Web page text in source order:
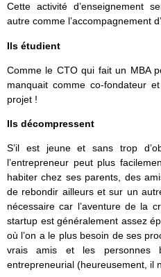
Cette activité d’enseignement
autre comme l’accompagnement
Ils étudient
Comme le CTO qui fait un MBA
manquait comme co-fondateur
projet !
Ils décompressent
S’il est jeune et sans trop
l’entrepreneur peut plus
habiter chez ses parents, des
de rebondir ailleurs et sur un
nécessaire car l’aventure de la
startup est généralement assez
où l’on a le plus besoin de ses
vrais amis et les personnes
entrepreneurial (heureusement, il